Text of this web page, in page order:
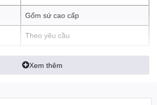
Gốm sứ cao cấp
Theo yêu cầu
An toàn sức khỏe, thân thiện môi
trường
Xem thêm